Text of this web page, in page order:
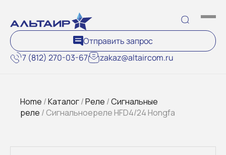
7 (812) 270-03-67 zakaz@altaircom.ru
Отправить запрос
Home /Каталог/Реле /Сигнальные
реле / Cигнальноереле HFD4/24 Hongfa